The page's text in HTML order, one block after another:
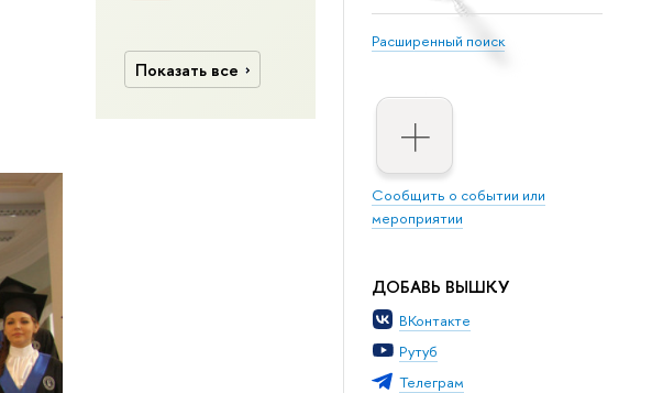
Расширенный поиск
Сообщить о событии или
мероприятии
ДОБАВЬ ВЫШКУ
ВКонтакте
Рутуб
Телеграм
Показать все